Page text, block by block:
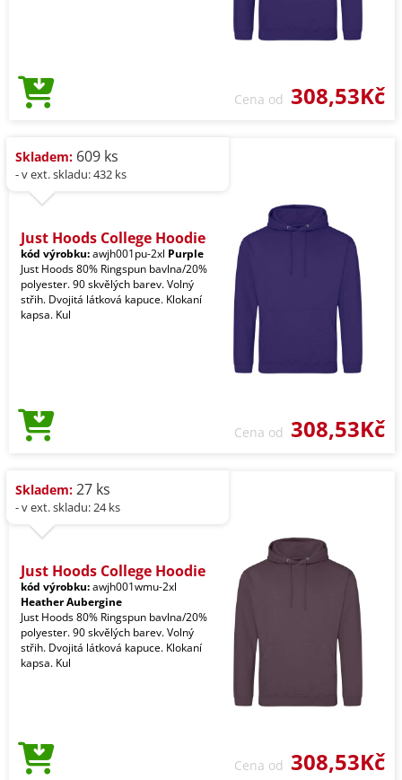
Cena od 308,53Kč
Skladem: 609 ks
- v ext. skladu: 432 ks
Just Hoods College Hoodie
kód výrobku:awjh001pu-2xl Purple
Just Hoods 80% Ringspun bavlna/20%
polyester. 90 skvělých barev. Volný
střih. Dvojitá látková kapuce. Klokaní
kapsa. Kul
Cena od 308,53Kč
Skladem: 27 ks
- v ext. skladu: 24 ks
Just Hoods College Hoodie
kód výrobku:awjh001wmu-2xl
Heather Aubergine
Just Hoods 80% Ringspun bavlna/20%
polyester. 90 skvělých barev. Volný
střih. Dvojitá látková kapuce. Klokaní
kapsa. Kul
Cena od 308,53Kč